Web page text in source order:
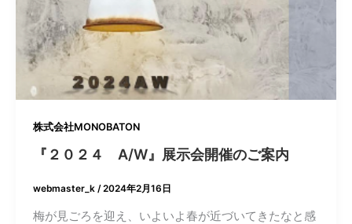
株式会社MONOBATON
『２０２４ A/W』展示会開催のご案内
webmaster_k/2024年2月16日
梅が見ごろを迎え、いよいよ春が近づいてきたなと感